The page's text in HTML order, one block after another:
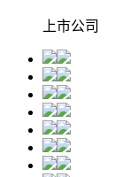
上市公司